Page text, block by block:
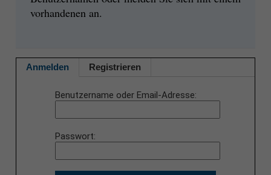
vorhandenen an.
Anmelden Registrieren
Benutzername oder Email-Adresse
Passwort